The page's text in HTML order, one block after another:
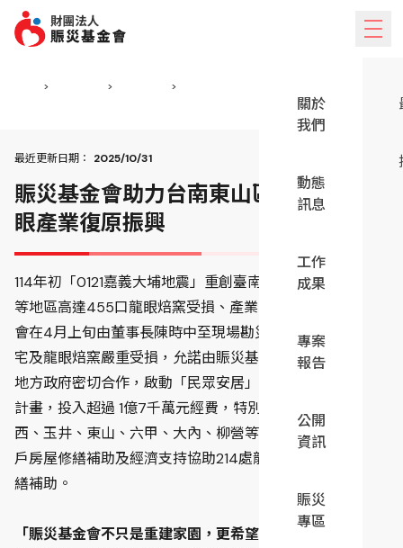
跳到主要內容
關於
我們
動態
訊息
工作
成果
專案
報告
公開
資訊
賑災
專區
> >
>
最近更新日期： 2025/10/31
賑災基金會助力台南東山區 全台最大龍
眼產業復原振興
114年初「0121嘉義大埔地震」重創臺南東山、六甲、大內
等地區高達455口龍眼焙窯受損、產業一度停擺。賑災基金
會在4月上旬由董事長陳時中至現場勘災，見到許多鄉親住
宅及龍眼焙窯嚴重受損，允諾由賑災基金會以自有資金，與
地方政府密切合作，啟動「民眾安居」與「經濟復原」兩項
計畫，投入超過 1億7千萬元經費，特別協助台南重災區楠
西、玉井、東山、六甲、大內、柳營等災區災民獲得1,095
戶房屋修繕補助及經濟支持協助214處龍眼焙窯嚴重損壞修
繕補助。
「賑災基金會不只是重建家園，更希望重建地方的心。」